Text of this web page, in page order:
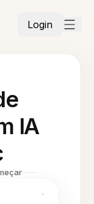
Login
IA